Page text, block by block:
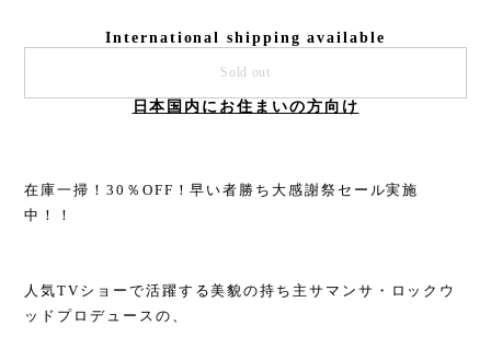
International shipping available
Sold out
日本国内にお住まいの方向け
在庫一掃！30％OFF！早い者勝ち大感謝祭セール実施
中！！
人気TVショーで活躍する美貌の持ち主サマンサ・ロックウ
ッドプロデュースの、